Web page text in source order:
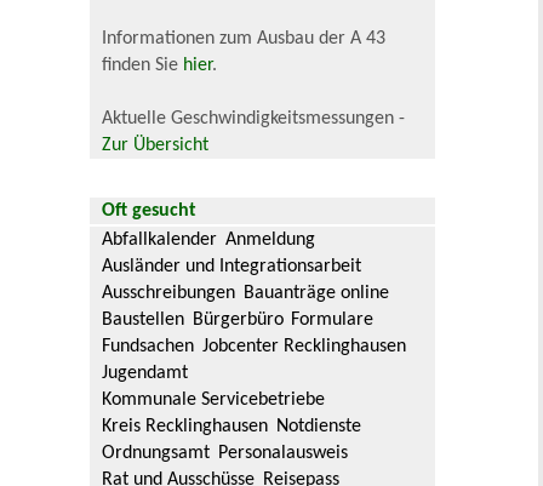
Informationen zum Ausbau der A 43
finden Sie hier.
Aktuelle Geschwindigkeitsmessungen -
Zur Übersicht
Oft gesucht
Abfallkalender Anmeldung
Ausländer und Integrationsarbeit
Ausschreibungen Bauanträge online
Baustellen Bürgerbüro Formulare
Fundsachen Jobcenter Recklinghausen
Jugendamt
Kommunale Servicebetriebe
Kreis Recklinghausen Notdienste
Ordnungsamt Personalausweis
Rat und Ausschüsse Reisepass